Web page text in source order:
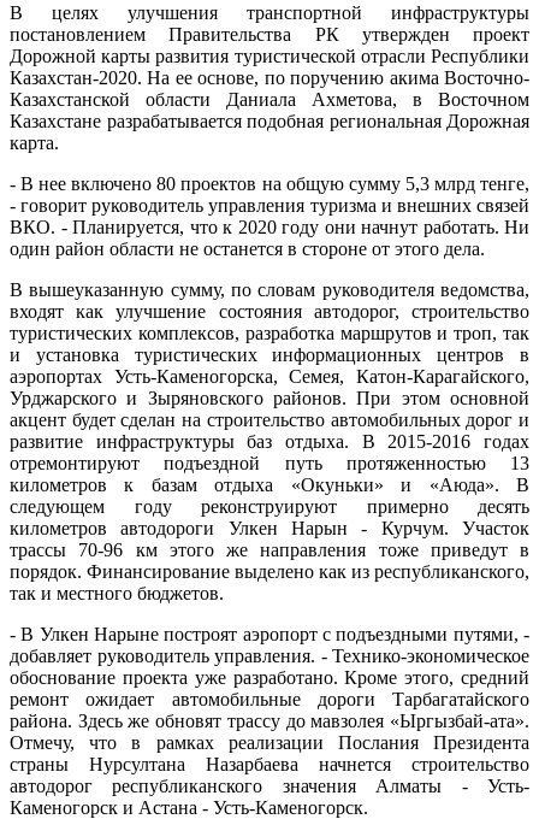
В целях улучшения транспортной инфраструктуры
постановлением Правительства РК утвержден проект
Дорожной карты развития туристической отрасли Республики
Казахстан-2020. На ее основе, по поручению акима Восточно-
Казахстанской области Даниала Ахметова, в Восточном
Казахстане разрабатывается подобная региональная Дорожная
карта.
- В нее включено 80 проектов на общую сумму 5,3 млрд тенге,
- говорит руководитель управления туризма и внешних связей
ВКО. - Планируется, что к 2020 году они начнут работать. Ни
один район области не останется в стороне от этого дела.
В вышеуказанную сумму, по словам руководителя ведомства,
входят как улучшение состояния автодорог, строительство
туристических комплексов, разработка маршрутов и троп, так
и установка туристических информационных центров в
аэропортах Усть-Каменогорска, Семея, Катон-Карагайского,
Урджарского и Зыряновского районов. При этом основной
акцент будет сделан на строительство автомобильных дорог и
развитие инфраструктуры баз отдыха. В 2015-2016 годах
отремонтируют подъездной путь протяженностью 13
километров к базам отдыха «Окуньки» и «Аюда». В
следующем году реконструируют примерно десять
километров автодороги Улкен Нарын - Курчум. Участок
трассы 70-96 км этого же направления тоже приведут в
порядок. Финансирование выделено как из республиканского,
так и местного бюджетов.
- В Улкен Нарыне построят аэропорт с подъездными путями, -
добавляет руководитель управления. - Технико-экономическое
обоснование проекта уже разработано. Кроме этого, средний
ремонт ожидает автомобильные дороги Тарбагатайского
района. Здесь же обновят трассу до мавзолея «Ыргызбай-ата».
Отмечу, что в рамках реализации Послания Президента
страны Нурсултана Назарбаева начнется строительство
автодорог республиканского значения Алматы - Усть-
Каменогорск и Астана - Усть-Каменогорск.